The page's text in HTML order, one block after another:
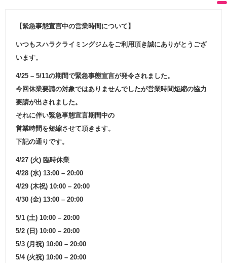
【緊急事態宣言中の営業時間について】
いつもスハラクライミングジムをご利用頂き誠にありがとうござ
います。
4/25 – 5/11の期間で緊急事態宣言が発令されました。
今回休業要請の対象ではありませんでしたが営業時間短縮の協力
要請が出されました。
それに伴い緊急事態宣言期間中の
営業時間を短縮させて頂きます。
下記の通りです。
4/27 (火) 臨時休業
4/28 (水) 13:00 – 20:00
4/29 (木祝) 10:00 – 20:00
4/30 (金) 13:00 – 20:00
5/1 (土) 10:00 – 20:00
5/2 (日) 10:00 – 20:00
5/3 (月祝) 10:00 – 20:00
5/4 (火祝) 10:00 – 20:00